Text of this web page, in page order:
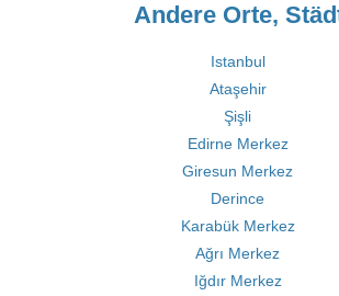
Andere Orte,
Istanbul
Ataşehir
Şişli
Edirne Merkez
Giresun Merkez
Derince
Karabük Merkez
Ağrı Merkez
Iğdır Merkez